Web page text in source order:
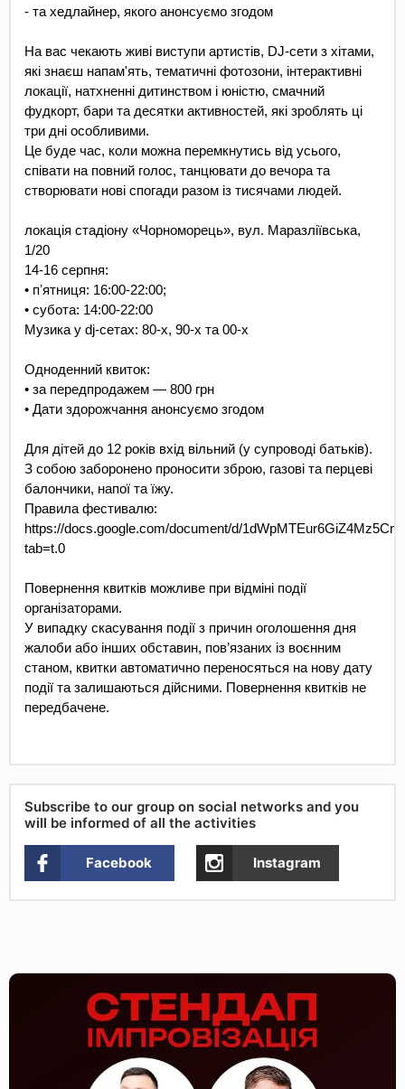
- та хедлайнер, якого анонсуємо згодом
На вас чекають живі виступи артистів, DJ-сети з хітами,
які знаєш напам'ять, тематичні фотозони, інтерактивні
локації, натхненні дитинством і юністю, смачний
фудкорт, бари та десятки активностей, які зроблять ці
три дні особливими.
Це буде час, коли можна перемкнутись від усього,
співати на повний голос, танцювати до вечора та
створювати нові спогади разом із тисячами людей.
локація стадіону «Чорноморець», вул. Маразліївська,
1/20
14-16 серпня:
• пʼятниця: 16:00-22:00;
• субота: 14:00-22:00
Музика у dj-сетах: 80-х, 90-х та 00-х
Одноденний квиток:
• за передпродажем — 800 грн
• Дати здорожчання анонсуємо згодом
Для дітей до 12 років вхід вільний (у супроводі батьків).
З собою заборонено проносити зброю, газові та перцеві
балончики, напої та їжу.
Правила фестивалю:
https://docs.google.com/document/d/
tab=t.0
Повернення квитків можливе при відміні події
організаторами.
У випадку скасування події з причин оголошення дня
жалоби або інших обставин, пов’язаних із воєнним
станом, квитки автоматично переносяться на нову дату
події та залишаються дійсними. Повернення квитків не
передбачене.
Subscribe to our group on social networks and you
will be informed of all the activities
Facebook Instagram